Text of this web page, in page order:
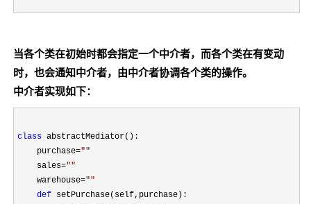
当各个类在初始时都会指定一个中介者，而各个类在有变动
时，也会通知中介者，由中介者协调各个类的操作。
中介者实现如下：
class abstractMediator():
    purchase
=""
    sales
=""
    warehouse
=""
def setPurchase(self,purchase):